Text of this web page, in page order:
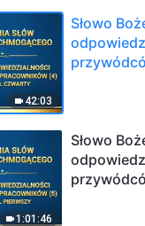
42:03
Słowo
1:01:46
Słowo